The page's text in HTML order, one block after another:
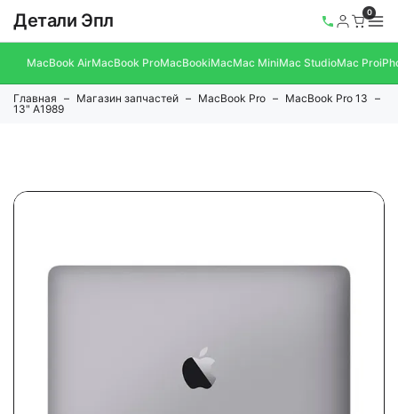
Детали Эпл 0
MacBook AirMacBook ProMacBookiMacMac MiniMac StudioMac Pro
Главная Магазин запчастей MacBook Pro
MacBook Pro 13
13" A1989